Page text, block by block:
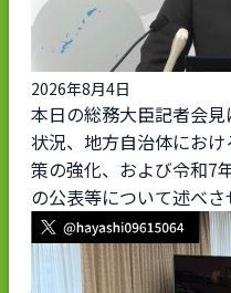
2026年8月4日
本日の総務大臣記者会
状況、地方自治体にお
策の強化、および令和7
の公表等について述べ